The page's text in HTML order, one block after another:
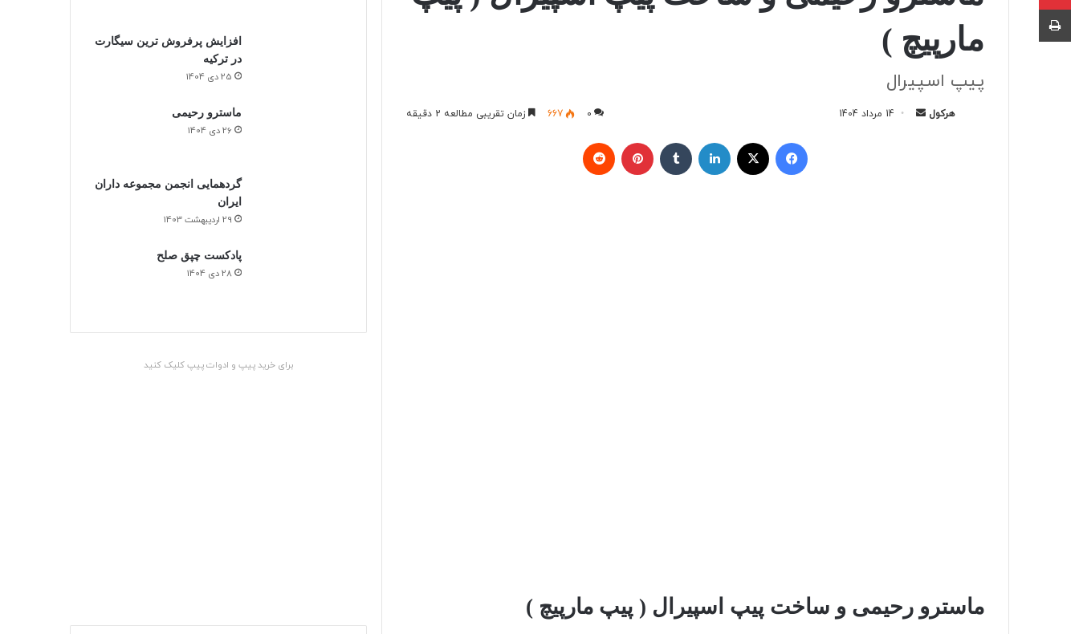
مارپیچ )
پیپ اسپیرال
هرکول 14 مرداد 1404 0
667 زمان تقریبی مطالعه 2 دقیقه
ایکس
ماسترو رحیمی و ساخت پیپ اسپیرال ( پیپ مارپیچ )
افزایش پرفروش ترین سیگارت
در ترکیه
25 دی 1404
ماسترو رحیمی
26 دی 1404
گردهمایی انجمن مجموعه داران
ایران
29 اردیبهشت 1403
پادکست چپق صلح
28 دی 1404
برای خرید پیپ و ادوات پیپ کلیک کنید